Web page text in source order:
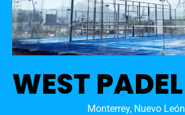
WEST PADEL
Monterrey, Nuevo León